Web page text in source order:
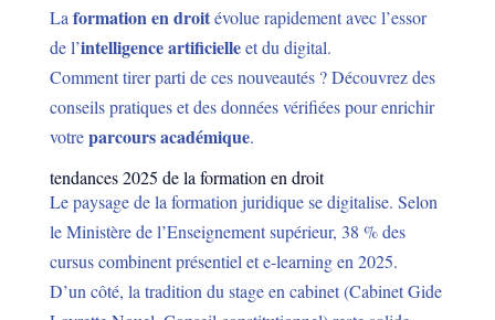
La formation en droitévolue rapidement avec l’essor
de l’intelligence artificielleet du digital.
Comment tirer parti de ces nouveautés ? Découvrez des
conseils pratiques et des données vérifiées pour enrichir
votreparcours académique.
tendances 2025 de la formation en droit
Le paysage de la formation juridique se digitalise. Selon
le Ministère de l’Enseignement supérieur, 38 % des
cursus combinent présentiel et e-learning en 2025.
D’un côté, la tradition du stage en cabinet (Cabinet Gide